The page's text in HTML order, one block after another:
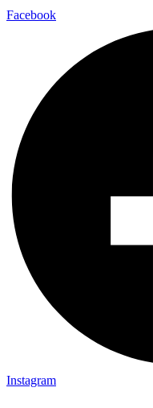
Facebook
Instagram